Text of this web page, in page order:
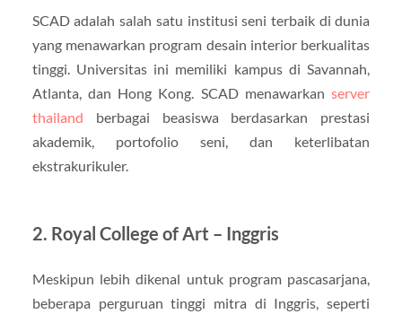
SCAD adalah salah satu institusi seni terbaik di dunia
yang menawarkan program desain interior berkualitas
tinggi. Universitas ini memiliki kampus di Savannah,
Atlanta, dan Hong Kong. SCAD menawarkanserver
thailand berbagai beasiswa berdasarkan prestasi
akademik, portofolio seni, dan keterlibatan
ekstrakurikuler.
2. Royal College of Art – Inggris
Meskipun lebih dikenal untuk program pascasarjana,
beberapa perguruan tinggi mitra di Inggris, seperti